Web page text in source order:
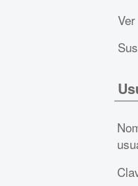
Ver